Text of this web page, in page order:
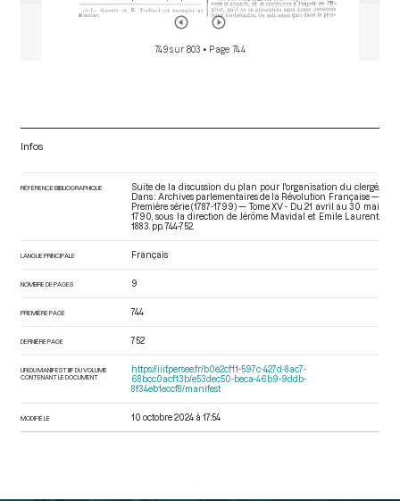
749 sur 803 • Page 744
Infos
RÉFÉRENCE BIBLIOGRAPHIQUE
Suite de la discussion du plan pour l'organisation du clergé.
Dans : Archives parlementaires de la Révolution Française —
Première série (1787-1799) — Tome XV - Du 21 avril au 30 mai
1790 , sous la direction de Jérôme Mavidal et Emile Laurent.
1883. pp. 744-752.
LANGUE PRINCIPALE Français
NOMBRE DE PAGES 9
PREMIÈRE PAGE 744
DERNIÈRE PAGE 752
URI DU MANIFEST IIIF DU VOLUME
CONTENANT LE DOCUMENT
https://iiif.persee.fr/b0e2cf11-597c-427d-8ac7-
68bcc0acf13b/e53dec50-beca-46b9-9ddb-
8f34eb1eccf8/manifest
MODIFIÉ LE 10 octobre 2024 à 17:54